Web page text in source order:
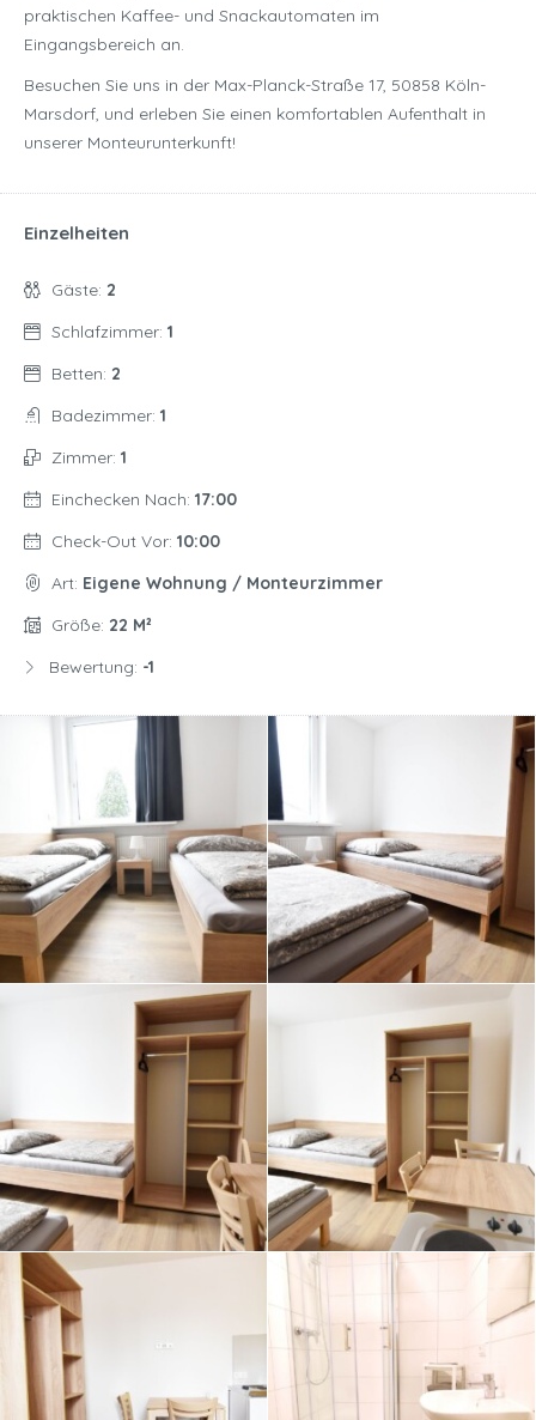
praktischen Kaffee- und Snackautomaten im
Eingangsbereich an.
Besuchen Sie uns in der Max-Planck-Straße 17, 50858 Köln-
Marsdorf, und erleben Sie einen komfortablen Aufenthalt in
unserer Monteurunterkunft!
Einzelheiten
Gäste: 2
Schlafzimmer: 1
Betten: 2
Badezimmer: 1
Zimmer: 1
Einchecken Nach: 17:00
Check-Out Vor: 10:00
Art: Eigene Wohnung / Monteurzimmer
Größe: 22 M²
Bewertung: -1